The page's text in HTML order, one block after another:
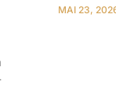
MAI 23,